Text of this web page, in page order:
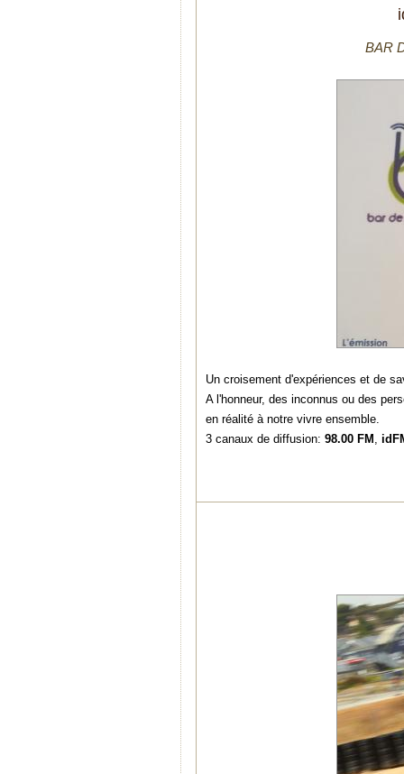
BAR
Un croisement d'expériences et de
A l'honneur, des inconnus ou des
en réalité à notre vivre ensemble.
3 canaux de diffusion: 98.00 FM ,